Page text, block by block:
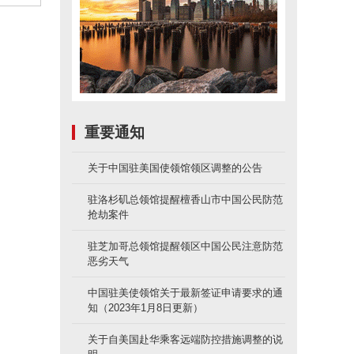
重要通知
关于中国驻美国使领馆领区调整的公告
驻洛杉矶总领馆提醒檀香山市中国公民防范
抢劫案件
驻芝加哥总领馆提醒领区中国公民注意防范
恶劣天气
中国驻美使领馆关于最新签证申请要求的通
知（2023年1月8日更新）
关于自美国赴华乘客远端防控措施调整的说